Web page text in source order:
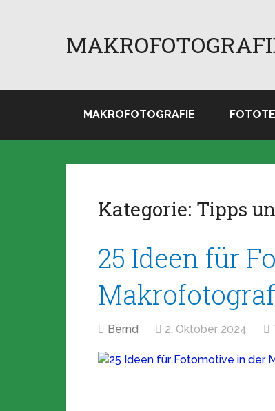
MAKROFOTOGRAFIE
Kategorie: Tipps
25 Ideen für
Bernd 2. Oktober 2024